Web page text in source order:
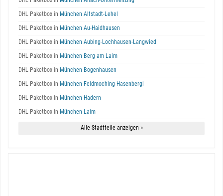
DHL Paketbox in München Altstadt-Lehel
DHL Paketbox in München Au-Haidhausen
DHL Paketbox in München Aubing-Lochhausen-Langwied
DHL Paketbox in München Berg am Laim
DHL Paketbox in München Bogenhausen
DHL Paketbox in München Feldmoching-Hasenbergl
DHL Paketbox in München Hadern
DHL Paketbox in München Laim
Alle Stadtteile anzeigen »